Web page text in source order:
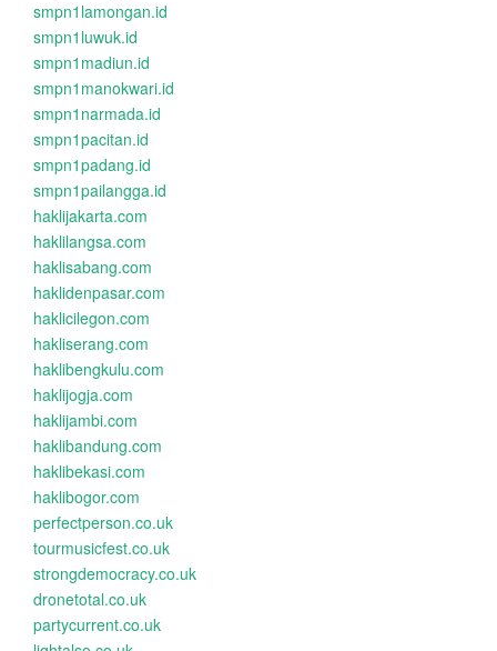
smpn1lamongan.id
smpn1luwuk.id
smpn1madiun.id
smpn1manokwari.id
smpn1narmada.id
smpn1pacitan.id
smpn1padang.id
smpn1pailangga.id
haklijakarta.com
haklilangsa.com
haklisabang.com
haklidenpasar.com
haklicilegon.com
hakliserang.com
haklibengkulu.com
haklijogja.com
haklijambi.com
haklibandung.com
haklibekasi.com
haklibogor.com
perfectperson.co.uk
tourmusicfest.co.uk
strongdemocracy.co.uk
dronetotal.co.uk
partycurrent.co.uk